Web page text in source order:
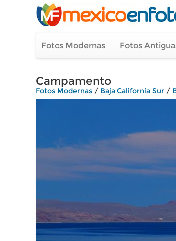
Fotos Modernas Fotos
Campamento
Fotos Modernas / Baja California Sur /